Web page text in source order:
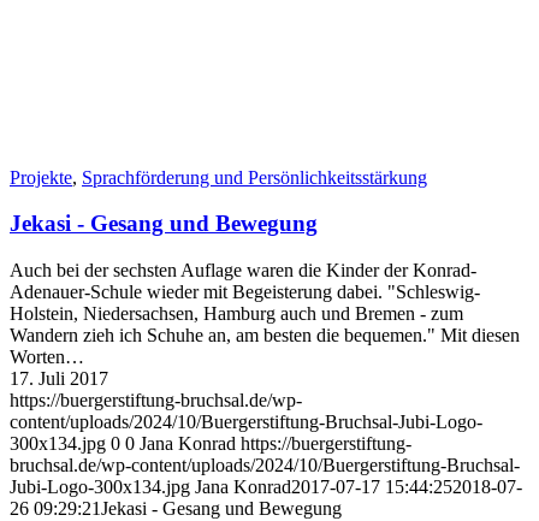
Projekte, Sprachförderung und Persönlichkeits­stärkung
Jekasi - Gesang und Bewegung
Auch bei der sechsten Auflage waren die Kinder der Konrad-
Adenauer-Schule wieder mit Begeisterung dabei. "Schleswig-
Holstein, Niedersachsen, Hamburg auch und Bremen - zum
Wandern zieh ich Schuhe an, am besten die bequemen." Mit diesen
Worten…
17. Juli 2017
https://buergerstiftung-bruchsal.de/wp-
content/uploads/2024/10/Buergerstiftung-Bruchsal-Jubi-Logo-
300x134.jpg 0 0 Jana Konrad https://buergerstiftung-
bruchsal.de/wp-content/uploads/2024/10/Buergerstiftung-Bruchsal-
Jubi-Logo-300x134.jpg Jana Konrad2017-07-17 15:44:252018-07-
26 09:29:21Jekasi - Gesang und Bewegung